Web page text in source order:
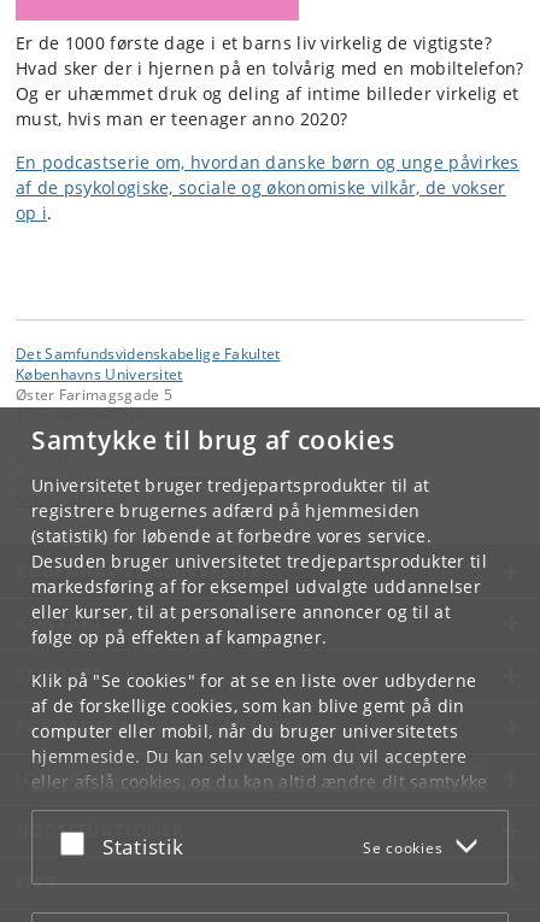
Samtykke til brug af cookies
Universitetet bruger tredjepartsprodukter til at
registrere brugernes adfærd på hjemmesiden
(statistik) for løbende at forbedre vores service.
Desuden bruger universitetet tredjepartsprodukter til
markedsføring af for eksempel udvalgte uddannelser
eller kurser, til at personalisere annoncer og til at
følge op på effekten af kampagner.
Klik på "Se cookies" for at se en liste over udbyderne
af de forskellige cookies, som kan blive gemt på din
computer eller mobil, når du bruger universitetets
hjemmeside. Du kan selv vælge om du vil acceptere
eller afslå cookies, og du kan altid ændre dit samtykke
underCookie- og privatlivspolitiksom du finder i
bunden af hver side.
Acceptér eller afslå
Statistik Se cookies
Er de 1000 første dage i et barns liv virkelig de vigtigste?
Hvad sker der i hjernen på en tolvårig med en mobiltelefon?
Og er uhæmmet druk og deling af intime billeder virkelig et
must, hvis man er teenager anno 2020?
En podcastserie om, hvordan danske børn og unge påvirkes
af de psykologiske, sociale og økonomiske vilkår, de vokser
op i.
Det Samfundsvidenskabelige Fakultet
Københavns Universitet
Øster Farimagsgade 5
Hanne Kristensen Rosenmejer
KØBENHAVNS UNIVERSITET
KONTAKT
SERVICES
FOR STUDERENDE OG ANSATTE
JOB OG KARRIERE
NØDSITUATIONER
WEB